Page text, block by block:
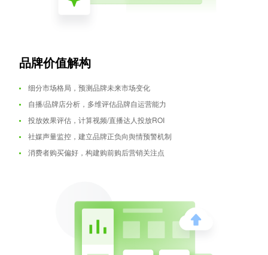
品牌价值解构
细分市场格局，预测品牌未来市场变化
自播/品牌店分析，多维评估品牌自运营能力
投放效果评估，计算视频/直播达人投放ROI
社媒声量监控，建立品牌正负向舆情预警机制
消费者购买偏好，构建购前购后营销关注点